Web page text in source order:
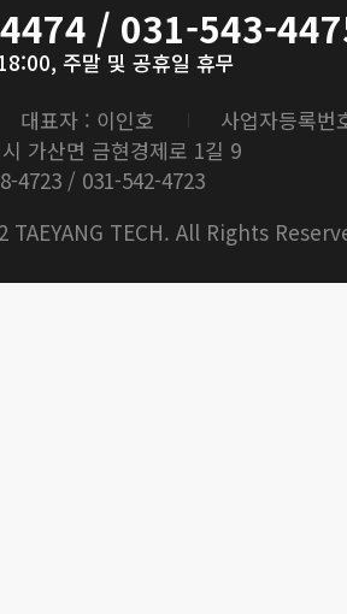
/ 031-543-
주말 및 공휴일 휴무
대표자 : 이인호
사업자등록번
가산면 금현경제로 1길 9
4723 / 031-542-4723
TECH. All Rights